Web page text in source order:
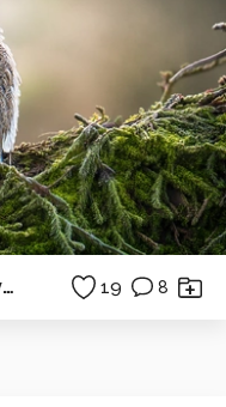
Edenhütte op 1.320 meter boven zeeniveau. 19 8